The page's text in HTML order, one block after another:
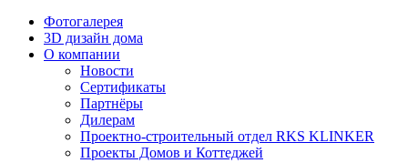
Фотогалерея
3D дизайн дома
О компании
Новости
Сертификаты
Партнёры
Дилерам
Проектно-строительный отдел RKS KLINKER
Проекты Домов и Коттеджей